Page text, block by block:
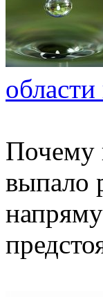
Почему
выпало